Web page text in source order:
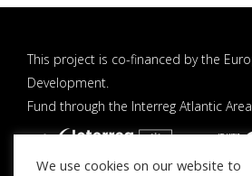
This project is co-financed by the
Development.
Fund through the Interreg Atlantic
We use cookies on our website to